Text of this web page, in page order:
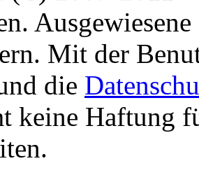
Mit der
die
keine Haftung